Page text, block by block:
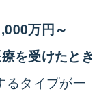
万円～
を受けたとき
るタイプが一